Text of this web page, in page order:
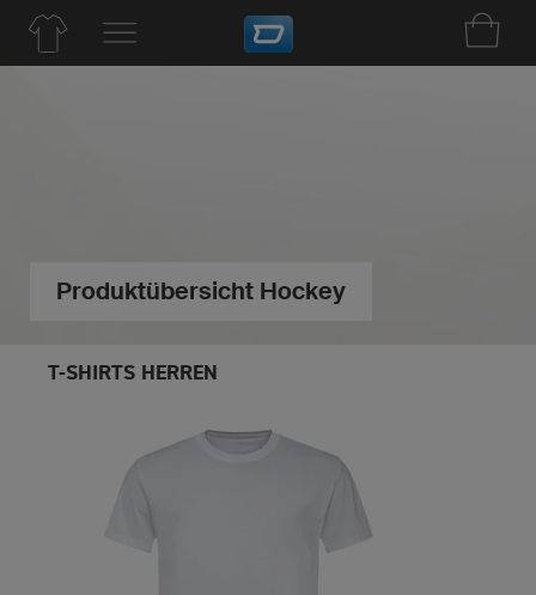
Produktübersicht Hockey
T-SHIRTS HERREN